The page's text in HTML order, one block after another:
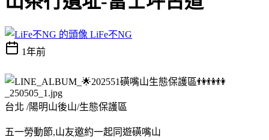
LiFe不NG
1年前
台北 /陽明山後山/生態保護區
五一勞動節,山友邀約一起同遊磺嘴山